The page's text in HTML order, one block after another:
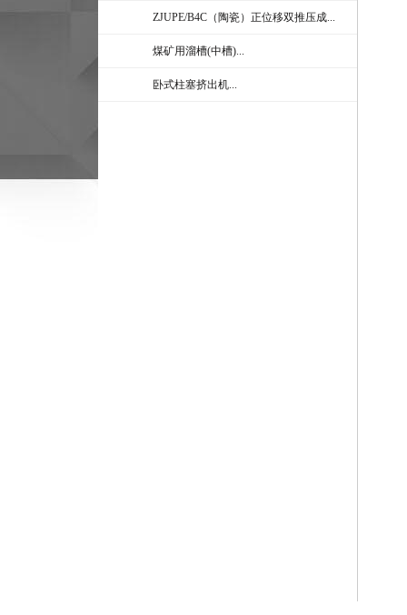
ZJUPE/B4C（陶瓷）正位移双推压成...
煤矿用溜槽(中槽)...
卧式柱塞挤出机...